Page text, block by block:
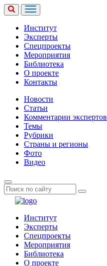
Институт
Эксперты
Спецпроекты
Мероприятия
Библиотека
О проекте
Контакты
Новости
Статьи
Комментарии экспертов
Темы
Рубрики
Страны и регионы
Фото
Видео
Институт
Эксперты
Спецпроекты
Мероприятия
Библиотека
О проекте